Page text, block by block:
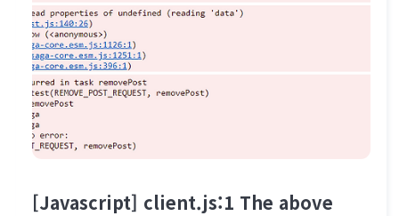
[Javascript] client.js:1 The above